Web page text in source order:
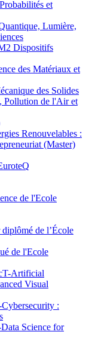
et
Lumière,
Dispositifs
des Matériaux et
des Solides
Pollution de l'Air et
Renouvelables :
(Master)
de l'Ecole
de l’École
de l'Ecole
Artificial
Visual
:
Science for